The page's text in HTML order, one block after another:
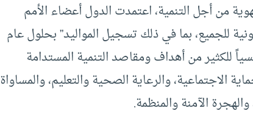
من أجل التنمية، اعتمدت الدول أعضاء الأمم
للجميع، بما في ذلك تسجيل المواليد” بحلول عام
للكثير من أهداف ومقاصد التنمية المستدامة
الاجتماعية، والرعاية الصحية والتعليم، والمساواة
الآمنة والمنظمة.